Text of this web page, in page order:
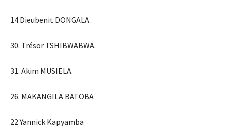
14.Dieubenit DONGALA.
30. Trésor TSHIBWABWA.
31. Akim MUSIELA.
26. MAKANGILA BATOBA
22 Yannick Kapyamba